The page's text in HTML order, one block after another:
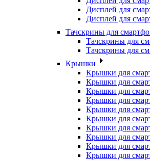
Дисплей для
Дисплей для
Тачскрины для
Тачскрины для
Тачскрины для
Крышки
Крышки для
Крышки для
Крышки для
Крышки для
Крышки для
Крышки для
Крышки для
Крышки для
Крышки для
Крышки для